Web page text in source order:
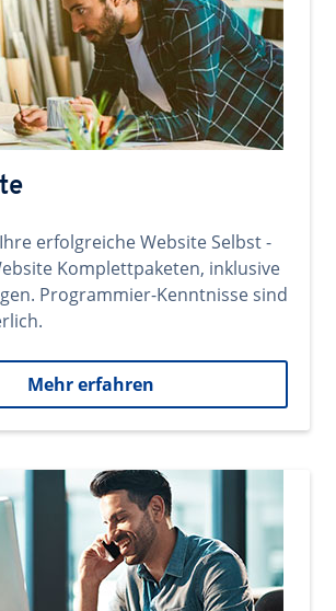
erfolgreiche Website Selbst -
Komplettpaketen, inklusive
Programmier-Kenntnisse sind
Mehr erfahren